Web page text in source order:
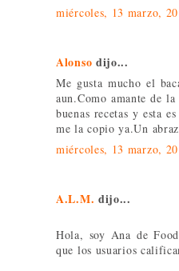
miércoles, 13 marzo,
Alonso dijo...
Me gusta mucho el
aun.Como amante de
buenas recetas y esta
me la copio ya.Un
miércoles, 13 marzo,
A.L.M. dijo...
Hola, soy Ana de
que los usuarios